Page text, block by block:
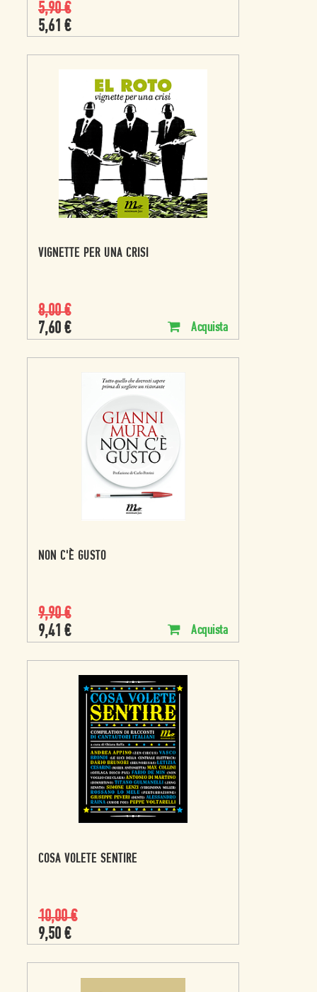
5,90€
5,61 €
VIGNETTE PER UNA CRISI
8,00€
7,60 € Acquista
NON C'È GUSTO
9,90€
9,41 € Acquista
COSA VOLETE SENTIRE
10,00€
9,50 €